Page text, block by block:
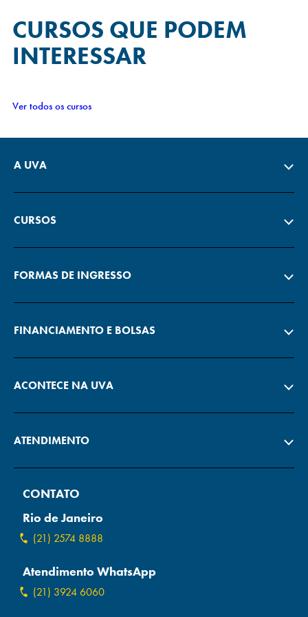
CURSOS QUE PODEM
INTERESSAR
Ver todos os cursos
A UVA
CURSOS
FORMAS DE INGRESSO
FINANCIAMENTO E BOLSAS
ACONTECE NA UVA
ATENDIMENTO
CONTATO
Rio de Janeiro
(21) 2574 8888
Atendimento WhatsApp
(21) 3924 6060